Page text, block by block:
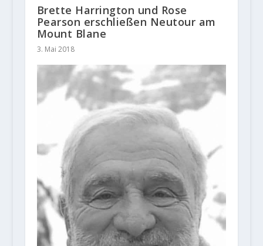
Brette Harrington und Rose
Pearson erschließen Neutour am
Mount Blane
3. Mai 2018